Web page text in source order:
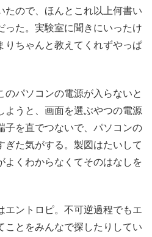
たので、ほんとこれ以上何書い
った。実験室に聞きにいったけ
りちゃんと教えてくれずやっぱ
のパソコンの電源が入らないと
ようと、画面を選ぶやつの電源
子を直でつないで、パソコンの
ぎた気がする。製図はたいして
よくわからなくてそのはなしを
エントロピ。不可逆過程でもエ
ことをみんなで探したりしてい